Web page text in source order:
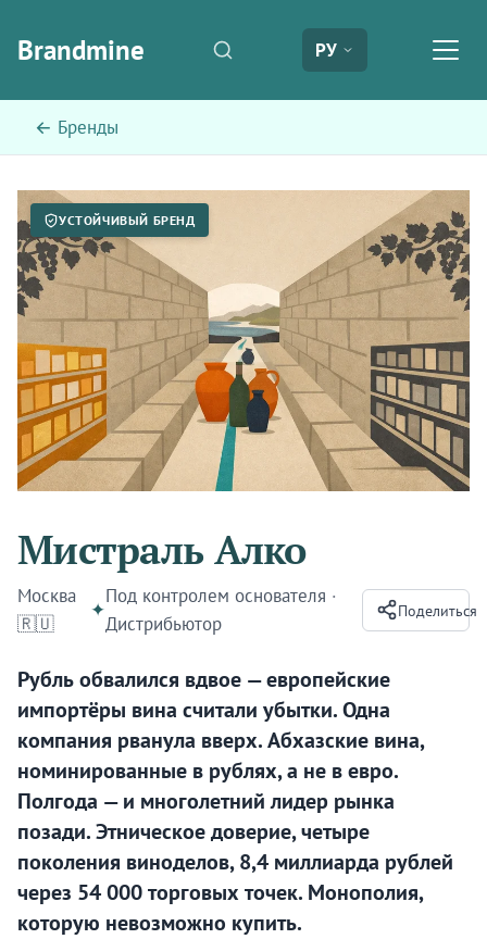
Brandmine РУ
← Бренды
УСТОЙЧИВЫЙ БРЕНД
Мистраль Алко
Москва
🇷🇺
✦
Под контролем основателя ·
Дистрибьютор
Поделиться
Рубль обвалился вдвое — европейские
импортёры вина считали убытки. Одна
компания рванула вверх. Абхазские вина,
номинированные в рублях, а не в евро.
Полгода — и многолетний лидер рынка
позади. Этническое доверие, четыре
поколения виноделов, 8,4 миллиарда рублей
через 54 000 торговых точек. Монополия,
которую невозможно купить.